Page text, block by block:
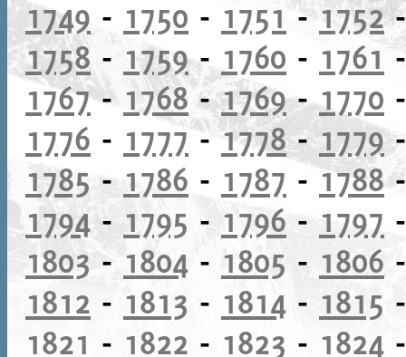
1749 - 1750 - 1751 - 1752
1758 - 1759- 1760 - 1761
1767- 1768-1769-1770
1776 - 1777-1778-1779
1785- 1786 - 1787 -1788
1794- 1795 - 1796 - 1797
1803-1804 - 1805 - 1806
1812 - 1813 - 1814 - 1815
1821 - 1822 - 1823 - 1824